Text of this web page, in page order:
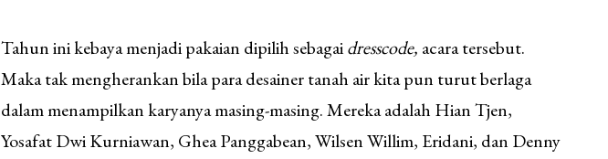
Tahun ini kebaya menjadi pakaian dipilih sebagaidresscode, acara tersebut.
Maka tak mengherankan bila para desainer tanah air kita pun turut berlaga
dalam menampilkan karyanya masing-masing. Mereka adalah Hian Tjen,
Yosafat Dwi Kurniawan, Ghea Panggabean, Wilsen Willim, Eridani, dan Denny